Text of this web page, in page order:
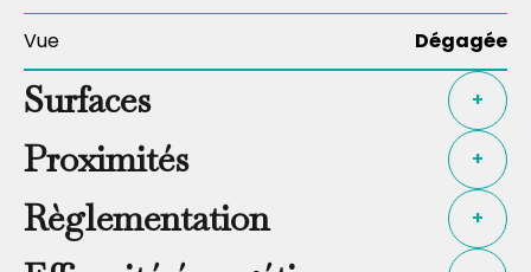
Vue Dégagée
Surfaces +
Proximités +
Règlementation +